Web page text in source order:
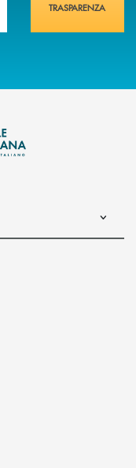
TRASPARENZA